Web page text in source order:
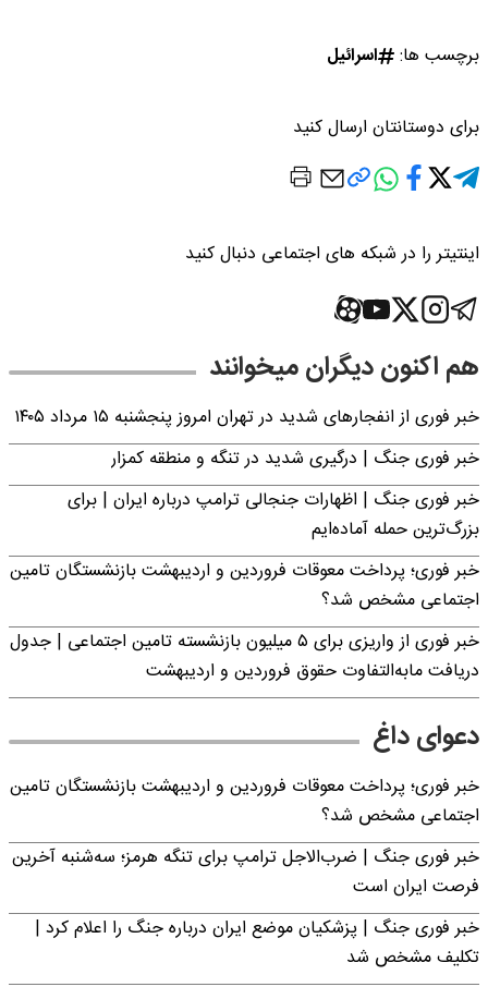
برچسب ها: اسرائیل
برای دوستانتان ارسال کنید
اینتیتر را در شبکه های اجتماعی دنبال کنید
هم اکنون دیگران میخوانند
خبر فوری از انفجارهای شدید در تهران امروز پنجشنبه ۱۵ مرداد ۱۴۰۵
خبر فوری جنگ | درگیری شدید در تنگه و منطقه کمزار
خبر فوری جنگ | اظهارات جنجالی ترامپ درباره ایران | برای
بزرگ‌ترین حمله آماده‌ایم
خبر فوری؛ پرداخت معوقات فروردین و اردیبهشت بازنشستگان تامین
اجتماعی مشخص شد؟
خبر فوری از واریزی برای ۵ میلیون‌ بازنشسته تامین اجتماعی | جدول
دریافت مابه‌التفاوت حقوق فروردین و اردیبهشت
دعوای داغ
خبر فوری؛ پرداخت معوقات فروردین و اردیبهشت بازنشستگان تامین
اجتماعی مشخص شد؟
خبر فوری جنگ | ضرب‌الاجل ترامپ برای تنگه هرمز؛ سه‌شنبه آخرین
فرصت ایران است
خبر فوری جنگ | پزشکیان موضع ایران درباره جنگ را اعلام کرد |
تکلیف مشخص شد